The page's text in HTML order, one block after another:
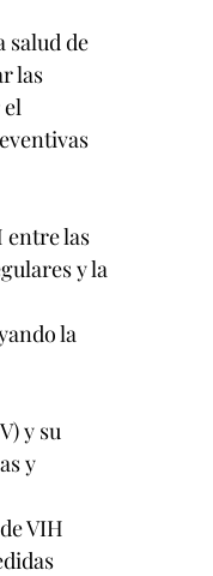
salud de
las
el
entre las
y la
la
y su
y
VIH